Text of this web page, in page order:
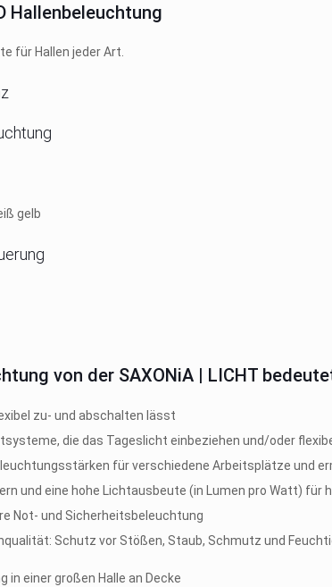
Hallenbeleuchtung
für Hallen jeder Art.
von der SAXONiA | LICHT
zu- und abschalten lässt
die das Tageslicht einbeziehen und/oder
für verschiedene Arbeitsplätze und
und eine hohe Lichtausbeute (in Lumen pro Watt)
Not- und Sicherheitsbeleuchtung
Schutz vor Stößen, Staub, Schmutz und